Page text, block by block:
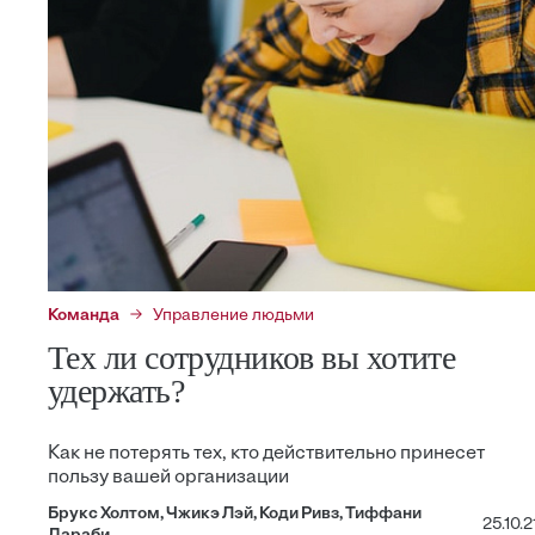
Команда Управление людьми
Тех ли сотрудников вы хотите
удержать?
Как не потерять тех, кто действительно принесет
пользу вашей организации
Брукс Холтом, Чжикэ Лэй, Коди Ривз, Тиффани